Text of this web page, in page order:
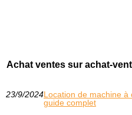
Achat ventes sur achat-
23/9/2024Location de machine à
guide complet